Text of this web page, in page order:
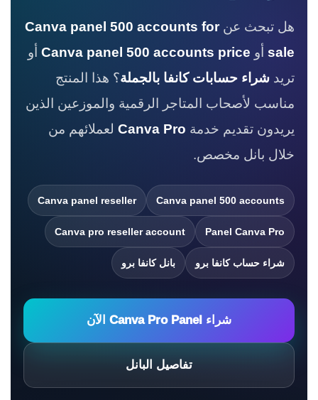
هل تبحث عنCanva panel 500 accounts for
sale أو Canva panel 500 accounts price أو
تريد شراء حسابات كانفا بالجملة؟ هذا المنتج
مناسب لأصحاب المتاجر الرقمية والموزعين الذين
يريدون تقديم خدمة Canva Pro لعملائهم من
خلال بانل مخصص.
Canva panel 500 accounts
Canva panel reseller
Panel Canva Pro
Canva pro reseller account
شراء حساب كانفا برو بانل كانفا برو
شراء Canva Pro Panel الآن
تفاصيل البانل